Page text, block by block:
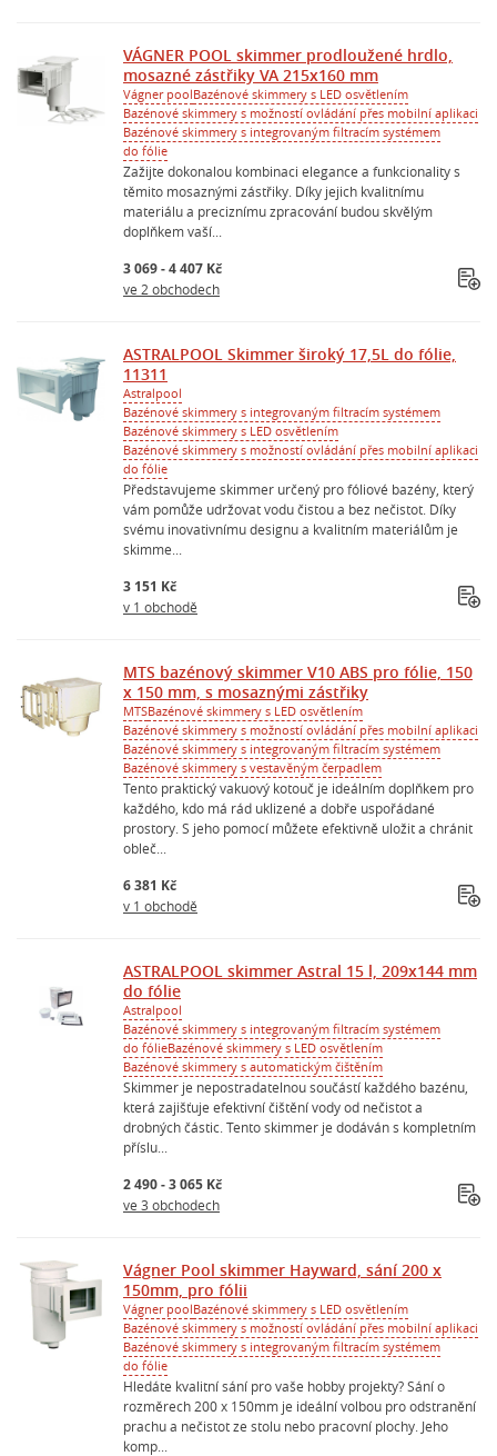
VÁGNER POOL skimmer prodloužené hrdlo,
mosazné zástřiky VA 215x160 mm
Vágner poolBazénové skimmery s LED osvětlením
Bazénové skimmery s možností ovládání přes mobilní aplikaci
Bazénové skimmery s integrovaným filtracím systémem
do fólie
Zažijte dokonalou kombinaci elegance a funkcionality s
těmito mosaznými zástřiky. Díky jejich kvalitnímu
materiálu a preciznímu zpracování budou skvělým
doplňkem vaší...
3 069 - 4 407 Kč
ve 2 obchodech
ASTRALPOOL Skimmer široký 17,5L do fólie,
11311
Astralpool
Bazénové skimmery s integrovaným filtracím systémem
Bazénové skimmery s LED osvětlením
Bazénové skimmery s možností ovládání přes mobilní aplikaci
do fólie
Představujeme skimmer určený pro fóliové bazény, který
vám pomůže udržovat vodu čistou a bez nečistot. Díky
svému inovativnímu designu a kvalitním materiálům je
skimme...
3 151 Kč
v 1 obchodě
MTS bazénový skimmer V10 ABS pro fólie, 150
x 150 mm, s mosaznými zástřiky
MTSBazénové skimmery s LED osvětlením
Bazénové skimmery s možností ovládání přes mobilní aplikaci
Bazénové skimmery s integrovaným filtracím systémem
Bazénové skimmery s vestavěným čerpadlem
Tento praktický vakuový kotouč je ideálním doplňkem pro
každého, kdo má rád uklizené a dobře uspořádané
prostory. S jeho pomocí můžete efektivně uložit a chránit
obleč...
6 381 Kč
v 1 obchodě
ASTRALPOOL skimmer Astral 15 l, 209x144 mm
do fólie
Astralpool
Bazénové skimmery s integrovaným filtracím systémem
do fólieBazénové skimmery s LED osvětlením
Bazénové skimmery s automatickým čištěním
Skimmer je nepostradatelnou součástí každého bazénu,
která zajišťuje efektivní čištění vody od nečistot a
drobných částic. Tento skimmer je dodáván s kompletním
příslu...
2 490 - 3 065 Kč
ve 3 obchodech
Vágner Pool skimmer Hayward, sání 200 x
150mm, pro fólii
Vágner poolBazénové skimmery s LED osvětlením
Bazénové skimmery s možností ovládání přes mobilní aplikaci
Bazénové skimmery s integrovaným filtracím systémem
do fólie
Hledáte kvalitní sání pro vaše hobby projekty? Sání o
rozměrech 200 x 150mm je ideální volbou pro odstranění
prachu a nečistot ze stolu nebo pracovní plochy. Jeho
komp...